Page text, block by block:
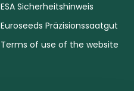
ESA Sicherheitshinweis
Euroseeds Präzisionssaatgut
Terms of use of the website